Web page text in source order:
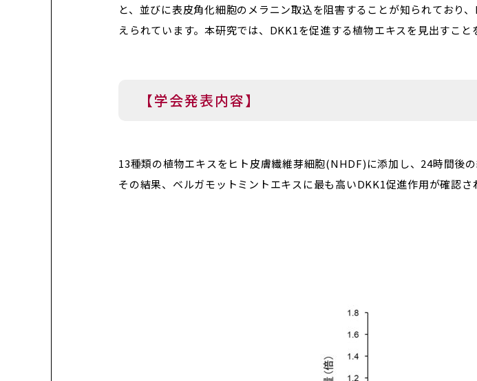
と、並びに表皮角化細胞のメラニン取込を阻害することが知られており
えられています。本研究では、DKK1を促進する植物エキスを見出すこと
【学会発表内容】
13種類の植物エキスをヒト皮膚繊維芽細胞(NHDF)に添加し、24時間後
その結果、ベルガモットミントエキスに最も高いDKK1促進作用が確認さ